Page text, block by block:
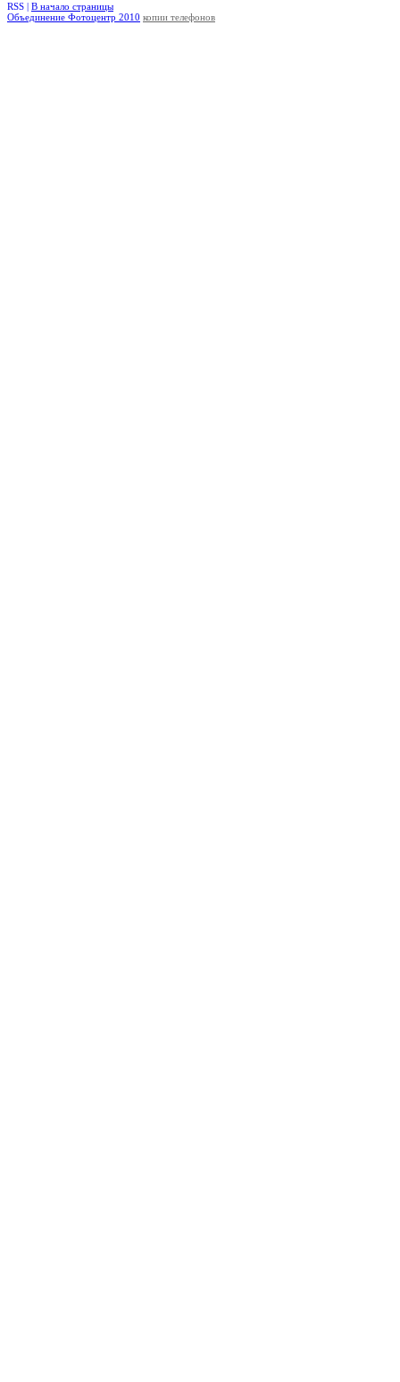
RSS | В начало страницы
Объединение Фотоцентр 2010 копии телефонов